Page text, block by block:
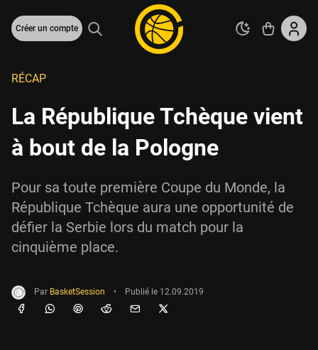
Créer un compte
RÉCAP
La République Tchèque vient
à bout de la Pologne
Pour sa toute première Coupe du Monde, la
République Tchèque aura une opportunité de
défier la Serbie lors du match pour la
cinquième place.
Par BasketSession • Publié le 12.09.2019